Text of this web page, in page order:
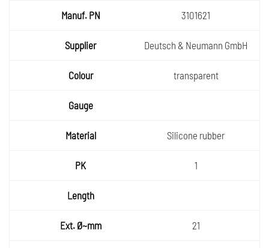
3101621
Deutsch & Neumann GmbH
transparent
Silicone rubber
1
21